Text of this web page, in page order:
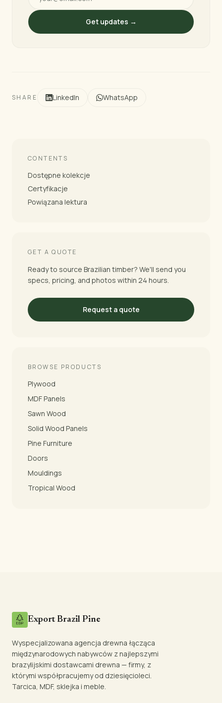
Get updates →
SHARE LinkedIn WhatsApp
CONTENTS
Dostępne kolekcje
Certyfikacje
Powiązana lektura
GET A QUOTE
Ready to source Brazilian timber? We'll send you
specs, pricing, and photos within 24 hours.
Request a quote
BROWSE PRODUCTS
Plywood
MDF Panels
Sawn Wood
Solid Wood Panels
Pine Furniture
Doors
Mouldings
Tropical Wood
Export Brazil Pine
Wyspecjalizowana agencja drewna łącząca
międzynarodowych nabywców z najlepszymi
brazylijskimi dostawcami drewna — firmy, z
którymi współpracujemy od dziesięcioleci.
Tarcica, MDF, sklejka i meble.